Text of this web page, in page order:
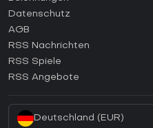
Wie aktiviert man einen Epic
Wie aktiviert man einen GOG
Wie aktiviert man einen
Datenschutz
AGB
RSS Nachrichten
RSS Spiele
RSS Angebote
Deutschland (EUR)